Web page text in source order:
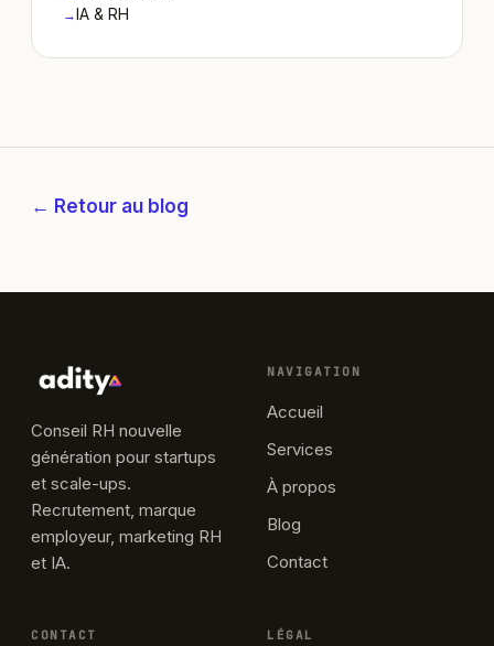
→IA & RH
← Retour au blog
Conseil RH nouvelle
génération pour startups
et scale-ups.
Recrutement, marque
employeur, marketing RH
et IA.
NAVIGATION
Accueil
Services
À propos
Blog
Contact
CONTACT LÉGAL